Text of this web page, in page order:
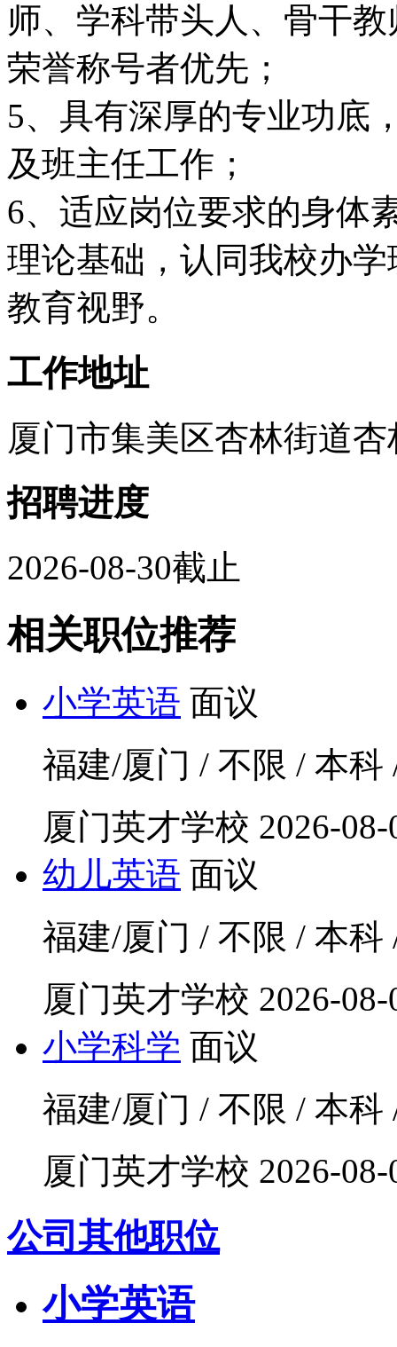
师、学科带头人、骨干
荣誉称号者优先；
5、具有深厚的专业功底
及班主任工作；
6、适应岗位要求的身体
理论基础，认同我校办
教育视野。
工作地址
厦门市集美区杏林街道
招聘进度
2026-08-30截止
相关职位推荐
小学英语 面议
福建/厦门 / 不限 / 本科
厦门英才学校 2026-08-
幼儿英语 面议
福建/厦门 / 不限 / 本科
厦门英才学校 2026-08-
小学科学 面议
福建/厦门 / 不限 / 本科
厦门英才学校 2026-08-
公司其他职位
小学英语